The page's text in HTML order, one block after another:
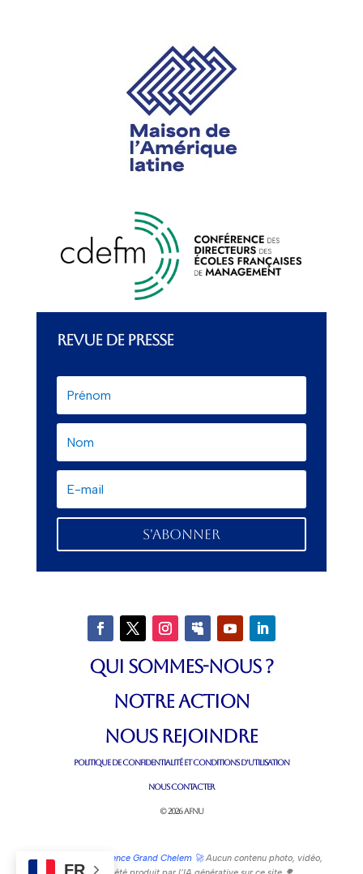
REVUE DE PRESSE
S'abonner
QUI SOMMES-NOUS ?
NOTRE ACTION
NOUS REJOINDRE
POLITIQUE DE CONFIDENTIALITÉ ET CONDITIONS D’UTILISATION
NOUS CONTACTER
© 2026 AFNU
Propulsé par l’Agence Grand Chelem 🚀Aucun contenu photo, vidéo,
FR